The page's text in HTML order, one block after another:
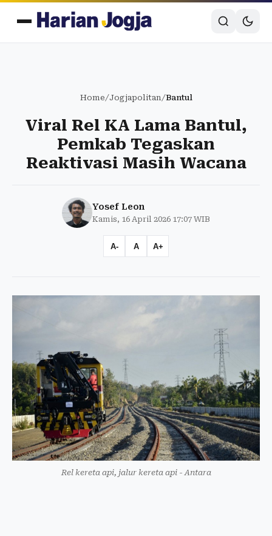
Home/Jogjapolitan/Bantul
Viral Rel KA Lama Bantul,
Pemkab Tegaskan
Reaktivasi Masih Wacana
Yosef Leon
Kamis, 16 April 2026 17:07 WIB
A- A A+
Rel kereta api, jalur kereta api - Antara